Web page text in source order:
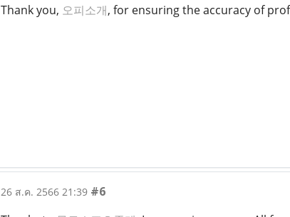
Thank you, 오피소개, for ensuring the accuracy of
26 ส.ค. 2566 21:39 #6